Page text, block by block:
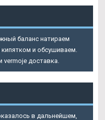
баланс натираем
и обсушиваем.
доставка.
в дальнейшем,